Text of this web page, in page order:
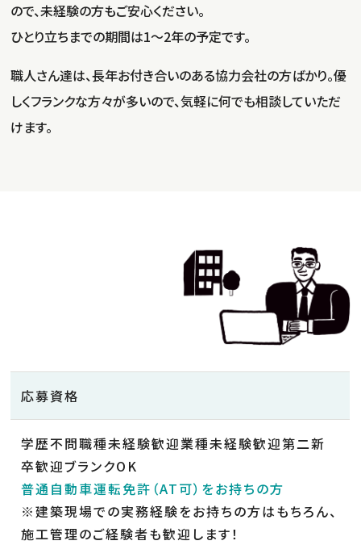
ので、未経験の方もご安心ください。
ひとり立ちまでの期間は1～2年の予定です。
職人さん達は、長年お付き合いのある協力会社の方ばかり。優
しくフランクな方々が多いので、気軽に何でも相談していただ
けます。
応募資格
学歴不問職種未経験歓迎業種未経験歓迎第二新
卒歓迎ブランクOK
普通自動車運転免許（AT可）をお持ちの方
※建築現場での実務経験をお持ちの方はもちろん、
施工管理のご経験者も歓迎します！